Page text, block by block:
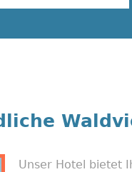
Unser Hotel bietet